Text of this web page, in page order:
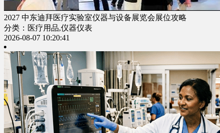
2027 中东迪拜医疗实验室仪器与设备展览会展位攻略
分类：医疗用品,仪器仪表
2026-08-07 10:20:41